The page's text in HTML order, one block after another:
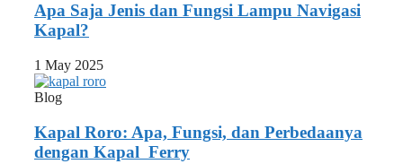
Apa Saja Jenis dan Fungsi Lampu Navigasi
Kapal?
1 May 2025
Blog
Kapal Roro: Apa, Fungsi, dan Perbedaanya
dengan Kapal Ferry